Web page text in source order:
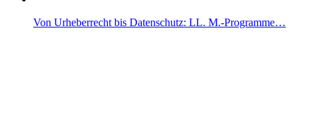
Von Urheberrecht bis Datenschutz: LL. M.-Programme…